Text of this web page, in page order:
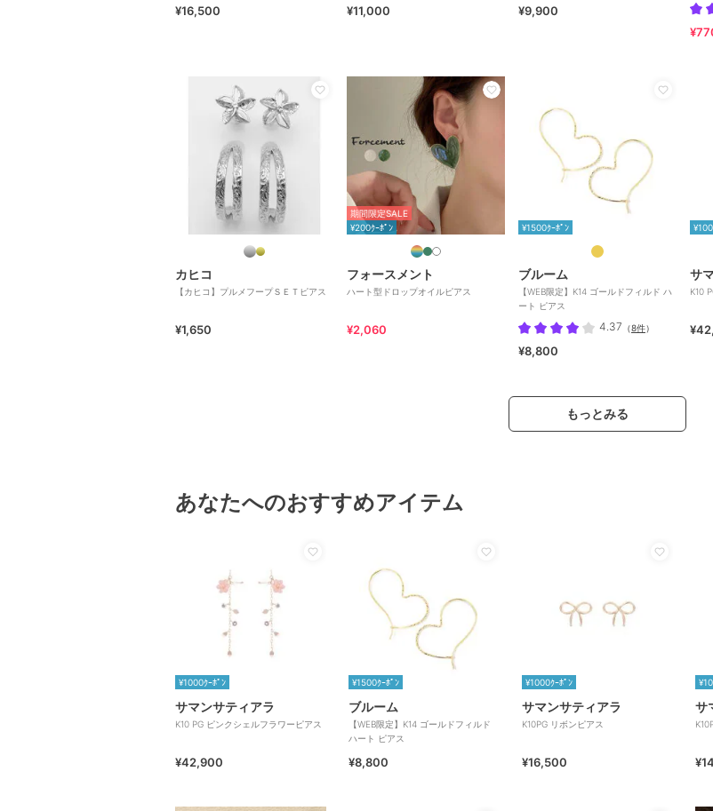
¥16,500 ¥11,000 ¥9,900
カヒコ
【カヒコ】プルメフープＳＥＴピアス
¥1,650
期間限定SALE
¥200ｸｰﾎﾟﾝ
フォースメント
ハート型ドロップオイルピアス
¥2,060
¥1500ｸｰﾎﾟﾝ
ブルーム
【WEB限定】K14 ゴールドフィルド ハ
ート ピアス
4.37 （8件）
¥8,800
サ
K10
もっとみる
あなたへのおすすめアイテム
¥1000ｸｰﾎﾟﾝ
サマンサティアラ
K10 PG ピンクシェルフラワーピアス
¥42,900
¥1500ｸｰﾎﾟﾝ
ブルーム
【WEB限定】K14 ゴールドフィルド
ハート ピアス
¥8,800
¥1000ｸｰﾎﾟﾝ
サマンサティアラ
K10PG リボンピアス
¥16,500
サ